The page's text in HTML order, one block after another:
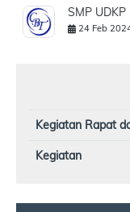
SMP
24 Feb
Kegiatan Rapat
Kegiatan